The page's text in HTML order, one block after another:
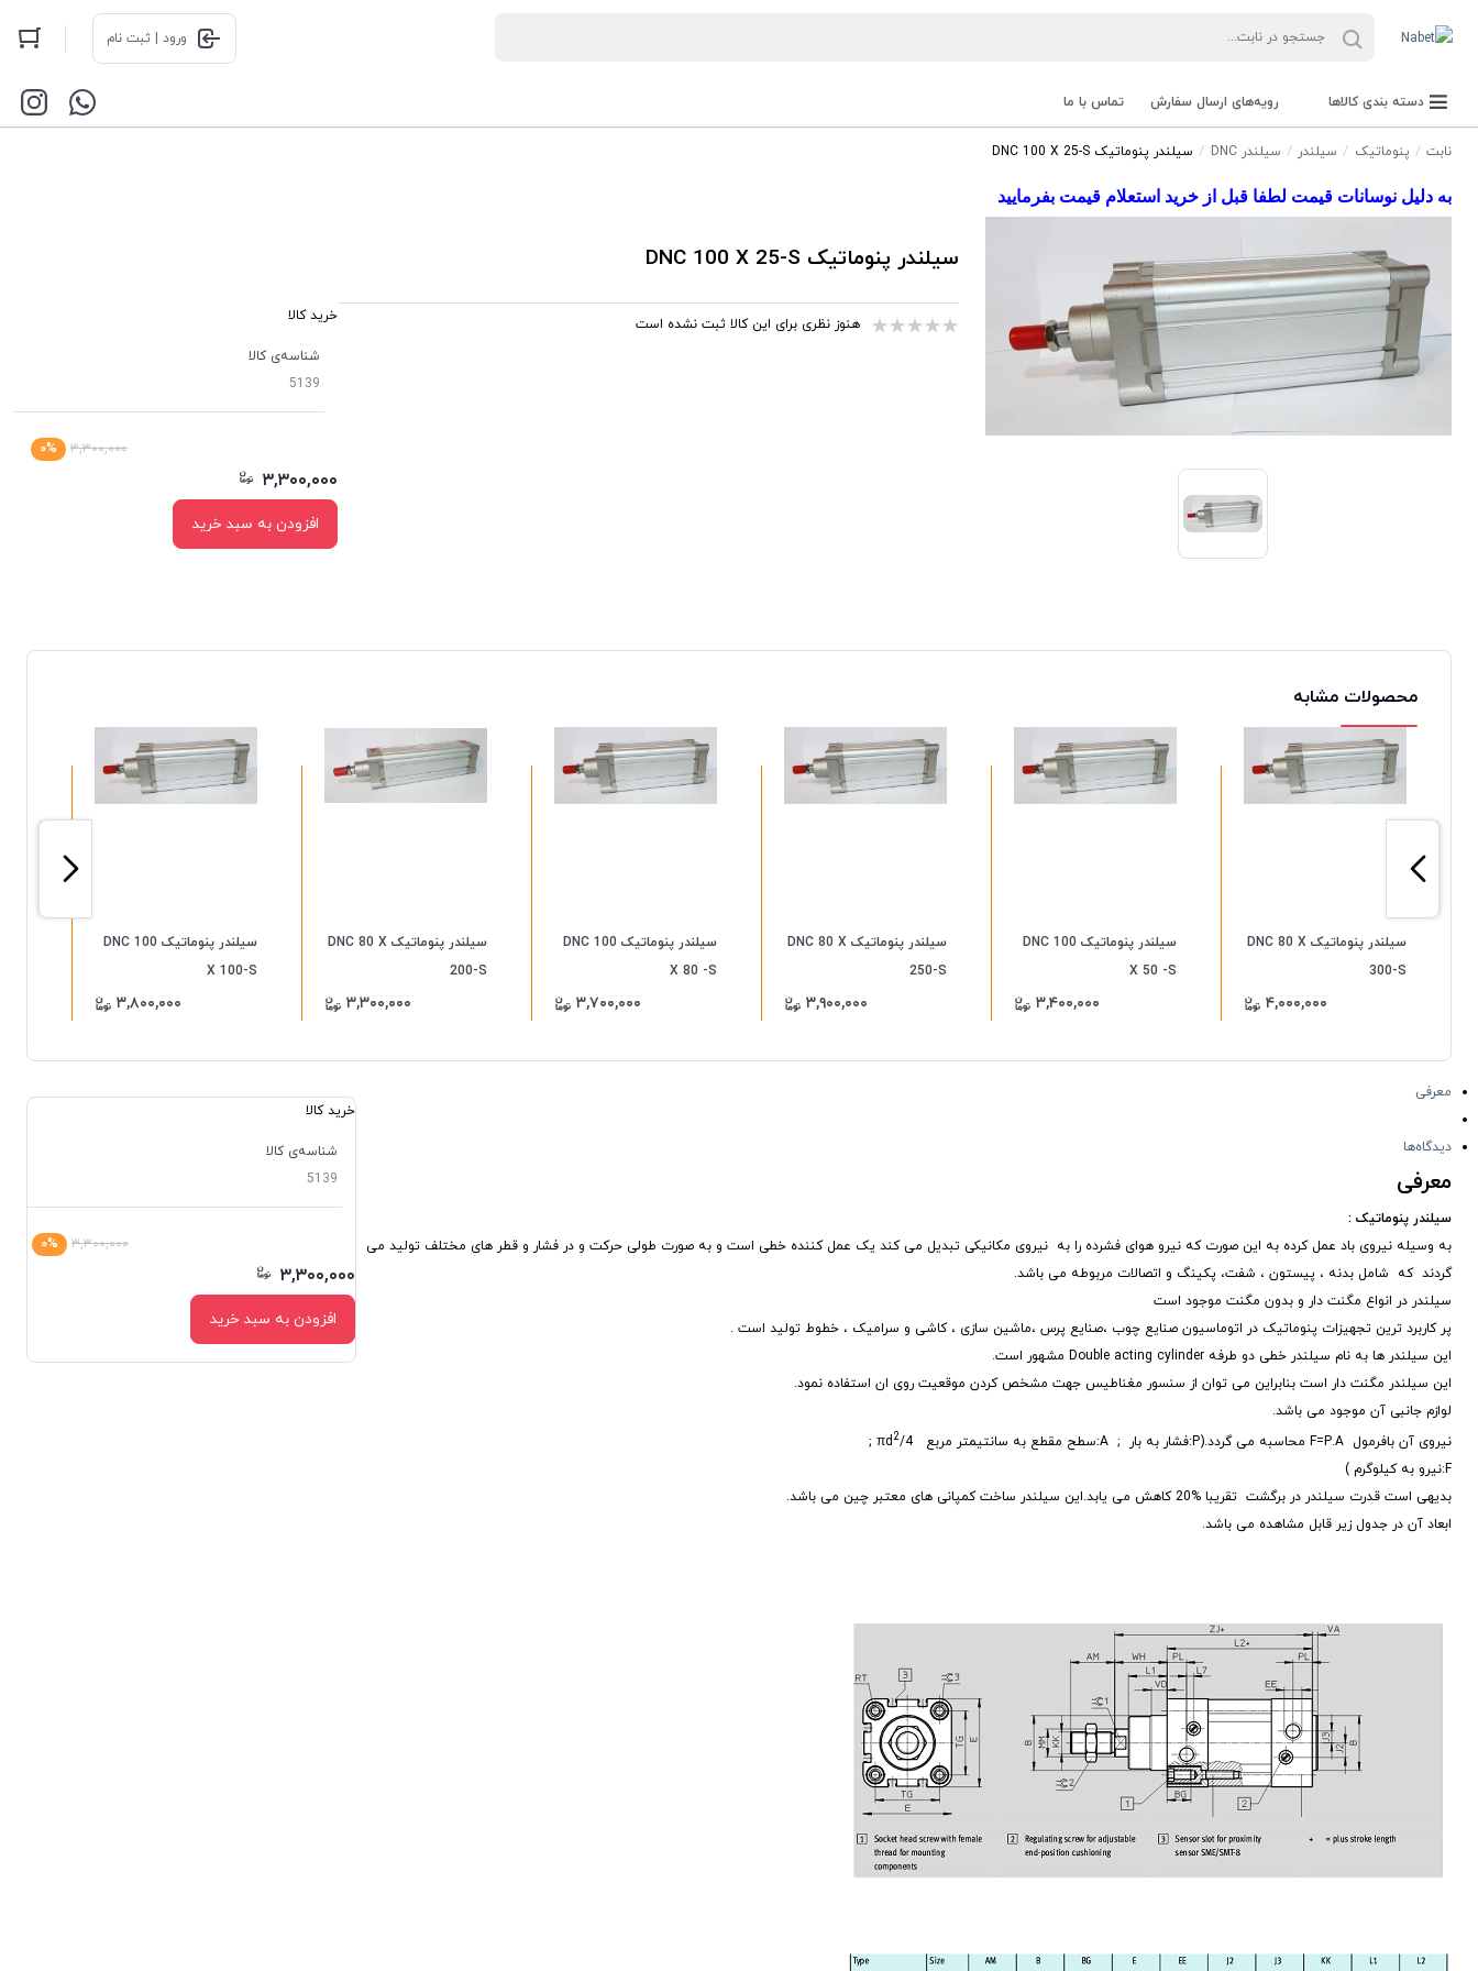
ورود | ثبت نام
دسته بندی کالاها رویه‌های ارسال سفارش تماس با ما
نابت پنوماتیک سیلندر سیلندر DNC سیلندر پنوماتیک DNC 100 X 25-S
به دلیل نوسانات قیمت لطفا قبل از خرید استعلام قیمت بفرمایید
سیلندر پنوماتیک DNC 100 X 25-S
هنوز نظری برای این کالا ثبت نشده است
خرید کالا
شناسه‌ی کالا
5139
۳,۳۰۰,۰۰۰ ۰%
۳,۳۰۰,۰۰۰
افزودن به سبد خرید
محصولات مشابه
سیلندر پنوماتیک DNC 80 X
300-S
۴,۰۰۰,۰۰۰
سیلندر پنوماتیک DNC 100
X 50 -S
۳,۴۰۰,۰۰۰
سیلندر پنوماتیک DNC 80 X
250-S
۳,۹۰۰,۰۰۰
سیلندر پنوماتیک DNC 100
X 80 -S
۳,۷۰۰,۰۰۰
سیلندر پنوماتیک DNC 80 X
200-S
۳,۳۰۰,۰۰۰
سیلندر پنوماتیک DNC 100
X 100-S
۳,۸۰۰,۰۰۰
معرفی
دیدگاه‌ها
معرفی
سیلندر پنوماتیک :
به وسیله نیروی باد عمل کرده به این صورت که نیرو هوای فشرده را به نیروی مکانیکی تبدیل می کند یک عمل کننده خطی است و به صورت طولی حرکت و در فشار و قطر های مختلف تولید می
گردند که شامل بدنه ، پیستون ، شفت، پکینگ و اتصالات مربوطه می باشد.
سیلندر در انواع مگنت دار و بدون مگنت موجود است
پر کاربرد ترین تجهیزات پنوماتیک در اتوماسیون صنایع چوب ،صنایع پرس ،ماشین سازی ، کاشی و سرامیک ، خطوط تولید است .
این سیلندر ها به نام سیلندر خطی دو طرفه Double acting cylinder مشهور است.
این سیلندر مگنت دار است بنابراین می توان از سنسور مغناطیس جهت مشخص کردن موقعیت روی ان استفاده نمود.
لوازم جانبی آن موجود می باشد.
نیروی آن بافرمول F=P.A محاسبه می گردد.(P:فشار به بار ; A:سطح مقطع به سانتیمتر مربع 4/πd
2
;
F:نیرو به کیلوگرم )
بدیهی است قدرت سیلندر در برگشت تقریبا %20 کاهش می یابد.این سیلندر ساخت کمپانی های معتبر چین می باشد.
ابعاد آن در جدول زیر قابل مشاهده می باشد.
خرید کالا
شناسه‌ی کالا
5139
۳,۳۰۰,۰۰۰ ۰%
۳,۳۰۰,۰۰۰
افزودن به سبد خرید